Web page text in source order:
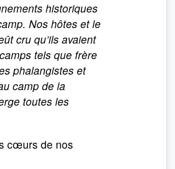
historiques
Nos hôtes et le
cru qu’ils avaient
tels que frère
phalangistes et
camp de la
toutes les
cœurs de nos